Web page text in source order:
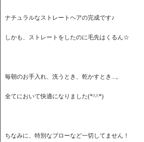
ナチュラルなストレートヘアの完成です♪
しかも、ストレートをしたのに毛先はくるん☆
毎朝のお手入れ、洗うとき、乾かすとき...。
全てにおいて快適になりました(*^^*)
ちなみに、特別なブローなど一切してません！